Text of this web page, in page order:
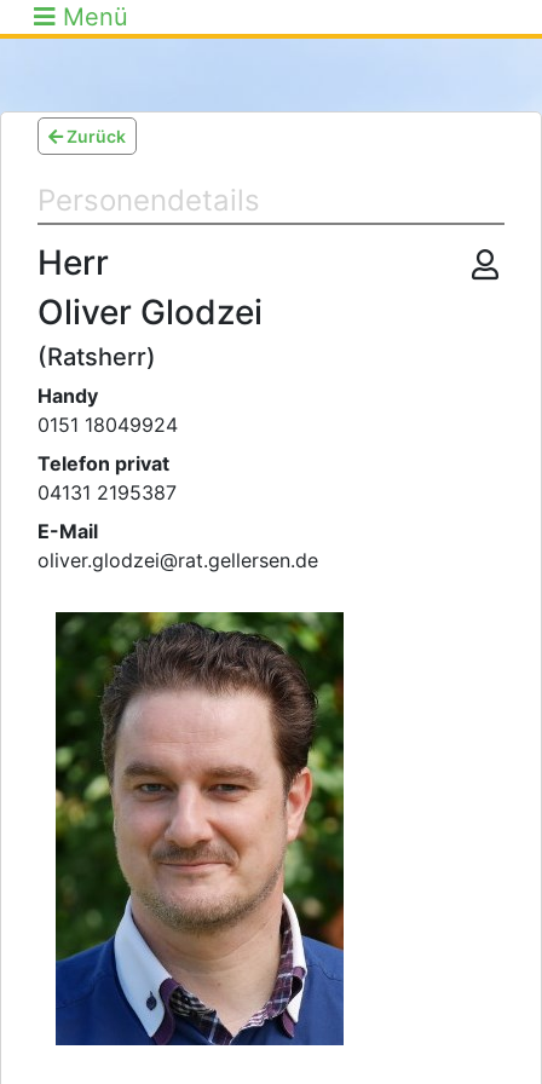
Menü
Zurück
Personendetails
Herr
Oliver Glodzei
(Ratsherr)
Handy
0151 18049924
Telefon privat
04131 2195387
E-Mail
oliver.glodzei@rat.gellersen.de